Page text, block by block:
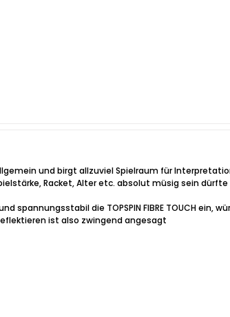
und birgt allzuviel Spielraum für
Racket, Alter etc. absolut müsig sein dürfte
spannungsstabil die TOPSPIN FIBRE TOUCH
ist also zwingend angesagt